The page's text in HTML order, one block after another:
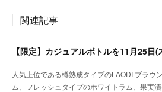
関連記事
人気上位である樽熟成タイプのLAODI ブラウ
ム、フレッシュタイプのホワイトラム、果実